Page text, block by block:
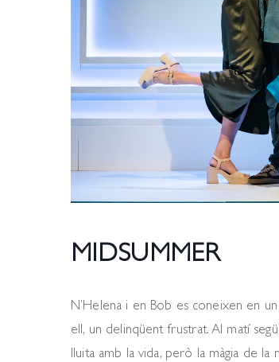
MIDSUMMER
N’Helena i en Bob es coneixen en
ell, un delinqüent frustrat. Al matí
lluita amb la vida, però la màgia de la